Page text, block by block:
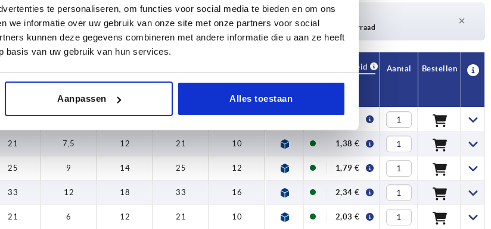
te personaliseren, om functies voor social media te bieden en om ons
we informatie over uw gebruik van onze site met onze partners voor social
kunnen deze gegevens combineren met andere informatie die u aan ze heeft
basis van uw gebruik van hun services.
Aanpassen Alles toestaan
9
12
18
met regelmatige tussenpozen
afrondt, word je geïnformeerd
4-20 dagen
Momenteel niet op voorraad
Beschikbaarheid
Aantal Bestellen
21 6 12 1,38 €
21 7,5 12 21 10 1,38 €
25 9 14 25 12 1,79 €
33 12 18 33 16 2,34 €
21 6 12 21 10 2,03 €